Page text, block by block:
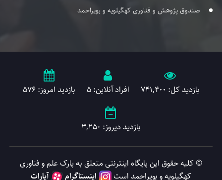
صندوق پژوهش و فناوری کهگیلویه و بویراحمد
بازدید کل: 741,400 افراد آنلاین: 5 بازدید امروز: 576
بازدید دیروز: 3,250
© کلیه حقوق این پایگاه اینترنتی متعلق به پارک علم و فناوری
کهگیلویه و بویراحمد است
اینستاگرام آپارات